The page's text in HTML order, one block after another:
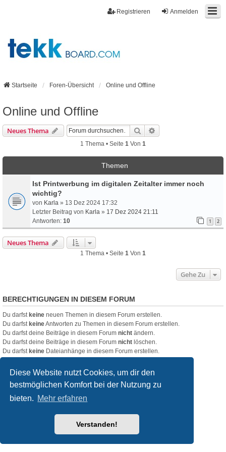
Diese Website nutzt Cookies, um dir den
bestmöglichen Komfort bei der Nutzung zu
bieten. Mehr erfahren
Verstanden!
Anmelden
Registrieren
Startseite Foren-Übersicht Online und Offline
Online und Offline
Neues Thema Suche
1 Thema • Seite 1 Von 1
Themen
Ist Printwerbung im digitalen Zeitalter immer noch
wichtig?
von Karla » 13 Dez 2024 17:32
Letzter Beitrag von Karla » 17 Dez 2024 21:11
Antworten: 10 1 2
Neues Thema
1 Thema • Seite 1 Von 1
Gehe Zu
BERECHTIGUNGEN IN DIESEM FORUM
Du darfstkeine neuen Themen in diesem Forum erstellen.
Du darfstkeineAntworten zu Themen in diesem Forum erstellen.
Du darfst deine Beiträge in diesem Forum nicht ändern.
Du darfst deine Beiträge in diesem Forum nicht löschen.
Du darfstkeine Dateianhänge in diesem Forum erstellen.
Startseite Foren-Übersicht
phpBB
Deutsche Übersetzung durchphpBB.de
Nutzungsbedingungen